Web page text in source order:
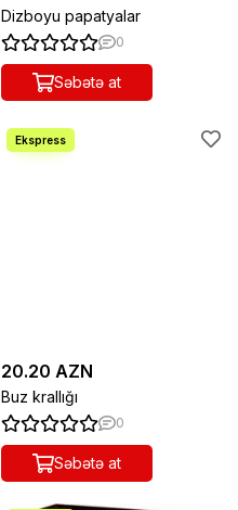
Dizboyu papatyalar
0
Səbətə at
20.20 AZN
Buz krallığı
0
Səbətə at